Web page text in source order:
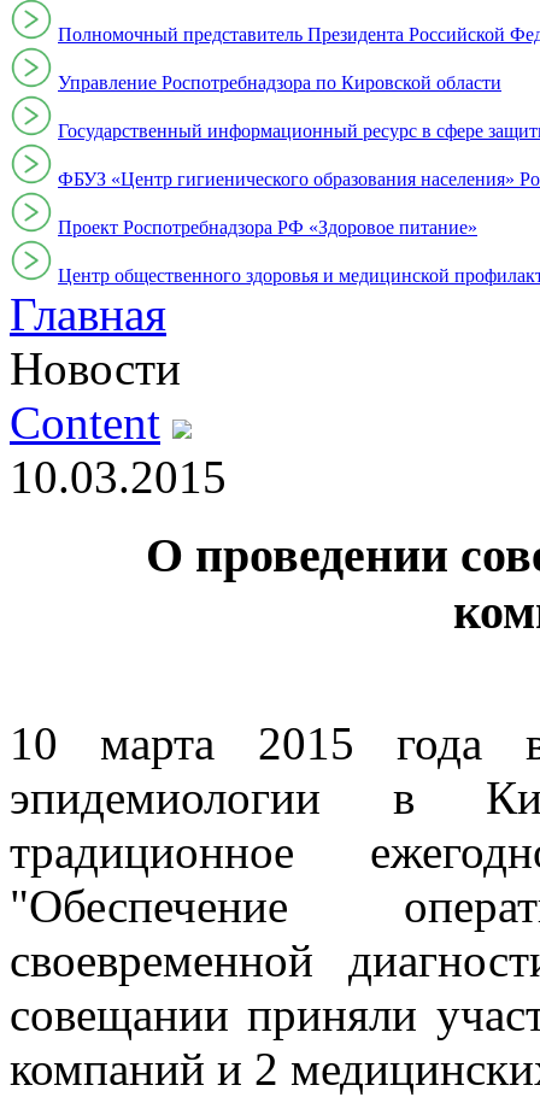
Полномочный представитель Президента Российской
Управление Роспотребнадзора по Кировской области
Государственный информационный ресурс в сфере
ФБУЗ «Центр гигиенического образования населения»
Проект Роспотребнадзора РФ «Здоровое питание»
Центр общественного здоровья и медицинской
Главная
Новости
Content
10.03.2015
О проведении
10 марта 2015
эпидемиологии в
традиционное
"Обеспечение
своевременной
совещании приняли
компаний и 2